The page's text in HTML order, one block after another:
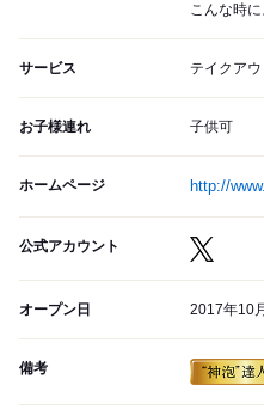
こんな時に
サービス テイクア
お子様連れ 子供可
ホームページ http://
公式アカウント
オープン日 2017年10
備考